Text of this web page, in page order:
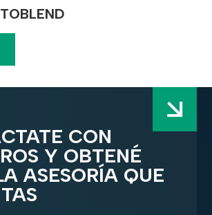
CON
Y OBTENÉ
ASESORÍA QUE